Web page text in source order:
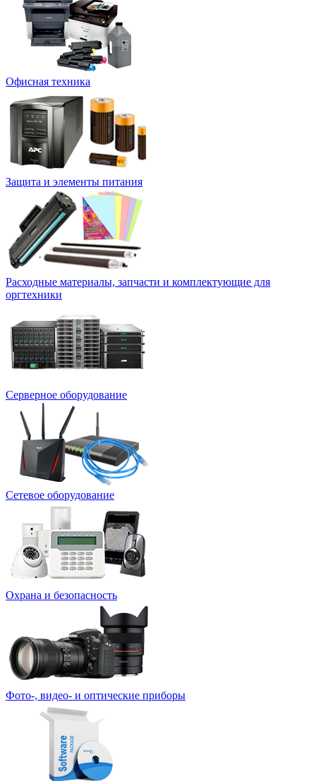
Офисная техника
Защита и элементы питания
Расходные материалы, запчасти и комплектующие для
оргтехники
Серверное оборудование
Сетевое оборудование
Охрана и безопасность
Фото-, видео- и оптические приборы